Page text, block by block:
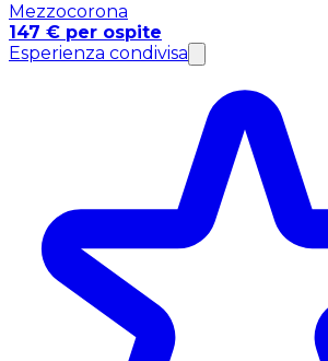
Mezzocorona
147 € per ospite
Esperienza condivisa